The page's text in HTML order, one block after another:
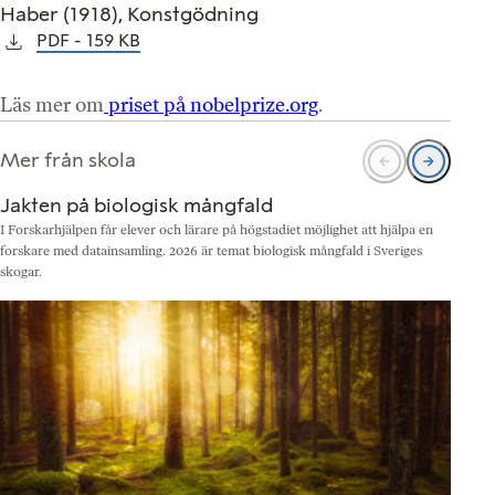
Haber (1918), Konstgödning
PDF 159 KB
Läs mer ompriset på nobelprize.org.
Mer från skola
Jakten på biologisk mångfald
I Forskarhjälpen får elever och lärare på högstadiet möjlighet att hjälpa en
forskare med datainsamling. 2026 är temat biologisk mångfald i Sveriges
skogar.